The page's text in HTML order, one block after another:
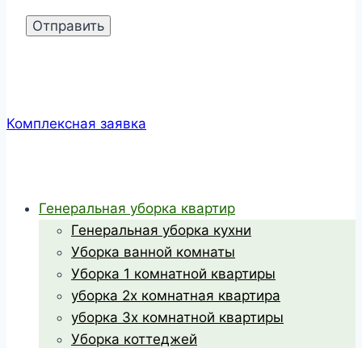
Комплексная заявка
Генеральная уборка квартир
Генеральная уборка кухни
Уборка ванной комнаты
Уборка 1 комнатной квартиры
уборка 2х комнатная квартира
уборка 3х комнатной квартиры
Уборка коттеджей